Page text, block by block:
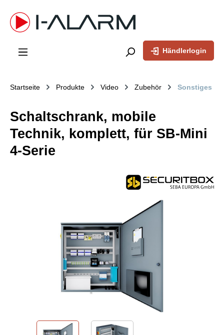
springen
Händlerlogin
Startseite Produkte Video Zubehör Sonstiges
Schaltschrank, mobile
Technik, komplett, für SB-Mini
4-Serie